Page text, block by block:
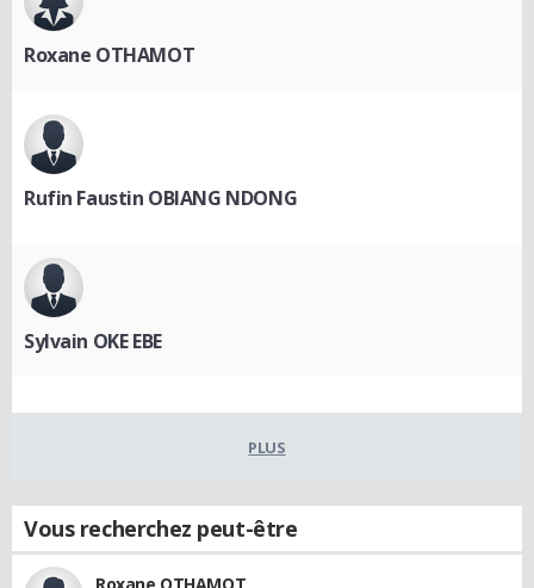
Roxane OTHAMOT
Rufin Faustin OBIANG NDONG
Sylvain OKE EBE
PLUS
Vous recherchez peut-être